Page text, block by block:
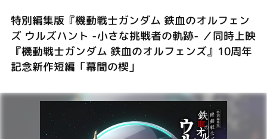
特別編集版『機動戦士ガンダム 鉄血のオルフェン
ズ ウルズハント -小さな挑戦者の軌跡- ／同時上映
『機動戦士ガンダム 鉄血のオルフェンズ』10周年
記念新作短編「幕間の楔」